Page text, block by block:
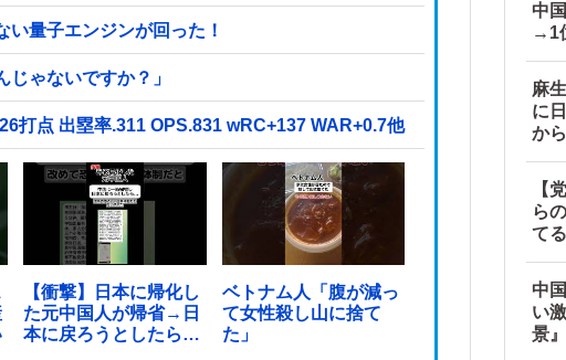
量子エンジンが回った！
ゃないですか？」
打点 出塁率.311 OPS.831 wRC+137 WAR+0.7他
【衝撃】日本に帰化し
た元中国人が帰省→日
本に戻ろうとしたら…
ベトナム人「腹が減っ
て女性殺し山に捨て
た」
中
→1
麻
に
か
【
ら
て
中
い
景』